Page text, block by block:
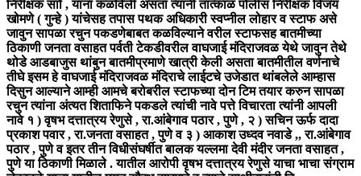
निरीक्षक साो , यांना कळविली असता त्यांनी तात्काळ पोलीस निरीक्षक विजय
खोमणे ( गुन्हे ) यांचेसह तपास पथक अधिकारी स्वप्नील लोहार व स्टाफ असे
जावुन सापळा रचुन पकडणेबाबत कळविल्याने वरील स्टाफसह बातमीच्या
ठिकाणी जनता वसाहत पर्वती टेकडीवरील वाघजाई मंदिराजवळ येथे जावुन तेथे
थोडे आडबाजुस थांबुन बातमीप्रमाणे खात्री केली असता बातमीतील वर्णनाचे
तीघे इसम हे वाघजाई मंदिराजवळ मंदिराचे लाईटचे उजेडात थांबलेले आम्हास
दिसुन आल्याने आम्ही आमचे बरोबरील स्टाफच्या दोन टिम तयार करुन सापळा
रचुन त्यांना अंत्यत शिताफिने पकडले त्यांची नावे पत्ते विचारता त्यांनी आपली
नावे १ ) वृषभ दत्तात्रय रेणुसे , रा.आंबेगाव पठार , पुणे , २ ) सचिन ऊर्फ दादा
प्रकाश पवार , रा.जनता वसाहत , पुणे व ३ ) आकाश उध्दव नवाडे ,, रा.आंबेगाव
पठार , पुणे व इतर तीन विधीसंघर्षीत बालक यल्लमा देवी मंदीर जनता वसाहत ,
पुणे या ठिकाणी मिळाले . यातील आरोपी वृषभ दत्तात्रय रेणुसे याचा भाचा संग्राम